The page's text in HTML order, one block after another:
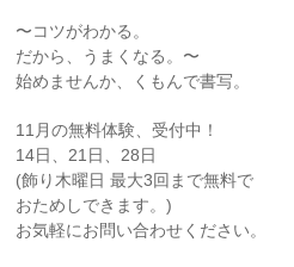
〜コツがわかる。
だから、うまくなる。〜
始めませんか、くもんで書写。
11月の無料体験、受付中！
14日、21日、28日
(飾り︎木曜日 最大3回まで無料で
おためしできます。)
お気軽にお問い合わせください。